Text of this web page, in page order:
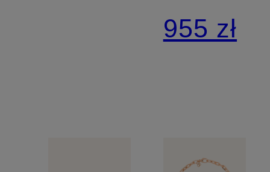
karatowegosterling
925
955 zł